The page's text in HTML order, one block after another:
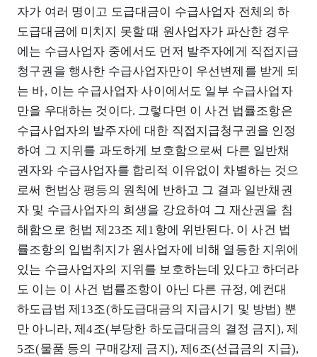
자가 여러 명이고 도급대금이 수급사업자 전체의 하
도급대금에 미치지 못할 때 원사업자가 파산한 경우
에는 수급사업자 중에서도 먼저 발주자에게 직접지급
청구권을 행사한 수급사업자만이 우선변제를 받게 되
는 바, 이는 수급사업자 사이에서도 일부 수급사업자
만을 우대하는 것이다. 그렇다면 이 사건 법률조항은
수급사업자의 발주자에 대한 직접지급청구권을 인정
하여 그 지위를 과도하게 보호함으로써 다른 일반채
권자와 수급사업자를 합리적 이유없이 차별하는 것으
로써 헌법상 평등의 원칙에 반하고 그 결과 일반채권
자 및 수급사업자의 희생을 강요하여 그 재산권을 침
해함으로 헌법 제23조 제1항에 위반된다. 이 사건 법
률조항의 입법취지가 원사업자에 비해 열등한 지위에
있는 수급사업자의 지위를 보호하는데 있다고 하더라
도 이는 이 사건 법률조항이 아닌 다른 규정, 예컨대
하도급법 제13조(하도급대금의 지급시기 및 방법) 뿐
만 아니라, 제4조(부당한 하도급대금의 결정 금지), 제
5조(물품 등의 구매강제 금지), 제6조(선급금의 지급),